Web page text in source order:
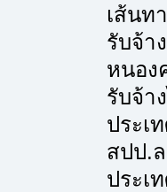
เส้นท
รับจ้า
หนอง
รับจ้า
ประเ
สปป.
ประเ